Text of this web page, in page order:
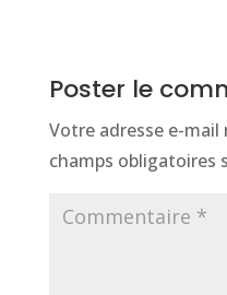
Poster le
Votre adresse e-mail
champs obligatoires